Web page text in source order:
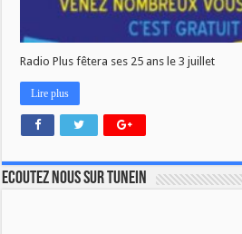
Radio Plus fêtera ses 25 ans le 3 juillet
Lire plus
Ecoutez nous sur TuneIn